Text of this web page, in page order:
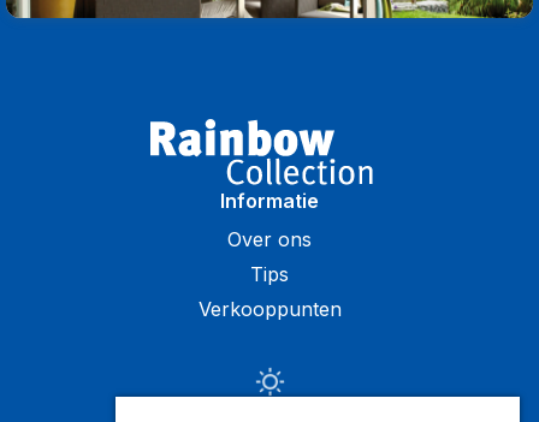
Informatie
Over ons
Tips
Verkooppunten